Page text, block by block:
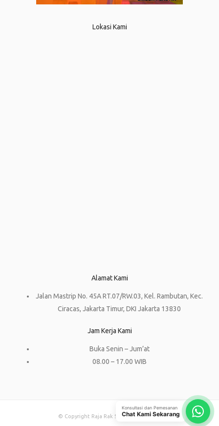
Lokasi Kami
Alamat Kami
Jalan Mastrip No. 45A RT.07/RW.03, Kel. Rambutan, Kec.
Ciracas, Jakarta Timur, DKI Jakarta 13830
Jam Kerja Kami
Buka Senin – Jum’at
08.00 – 17.00 WIB
© Copyright Raja Rak Supermarket 2023
Konsultasi dan Pemesanan
Chat Kami Sekarang